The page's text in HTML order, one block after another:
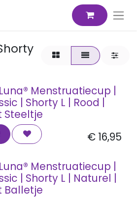
Menstruatiecup |
| Shorty L | Rood |
Steeltje
€ 16,95
Menstruatiecup |
| Shorty L | Naturel |
Balletje